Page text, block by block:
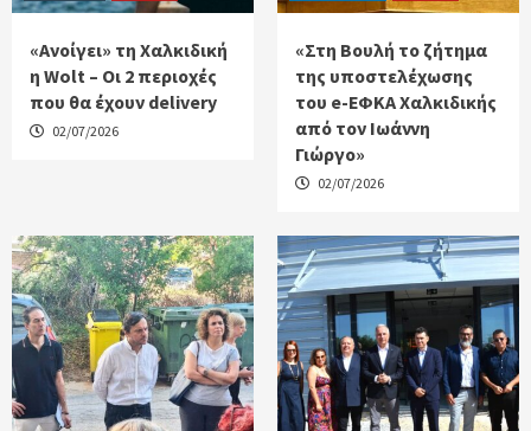
«Ανοίγει» τη Χαλκιδική
η Wolt – Οι 2 περιοχές
που θα έχουν delivery
02/07/2026
«Στη Βουλή το ζήτημα
της υποστελέχωσης
του e-ΕΦΚΑ Χαλκιδικής
από τον Ιωάννη
Γιώργο»
02/07/2026